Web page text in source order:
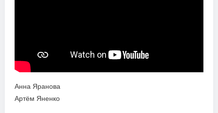
Анна Яранова
Артём Яненко